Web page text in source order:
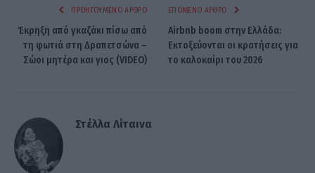
ΠΡΟΗΓΟΎΜΕΝΟ ΆΡΘΡΟ
Έκρηξη από γκαζάκι πίσω από
τη φωτιά στη Δραπετσώνα –
Σώοι μητέρα και γιος (VIDEO)
ΕΠΌΜΕΝΟ ΆΡΘΡΟ
Airbnb boom στην Ελλάδα:
Εκτοξεύονται οι κρατήσεις για
το καλοκαίρι του 2026
Στέλλα Λίταινα